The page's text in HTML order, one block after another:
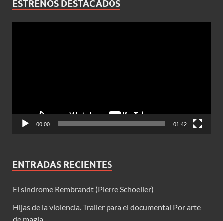
ESTRENOS DESTACADOS
00:00 01:42
ENTRADAS RECIENTES
El síndrome Rembrandt (Pierre Schoeller)
Hijas de la violencia. Trailer para el documental Por arte
de magia